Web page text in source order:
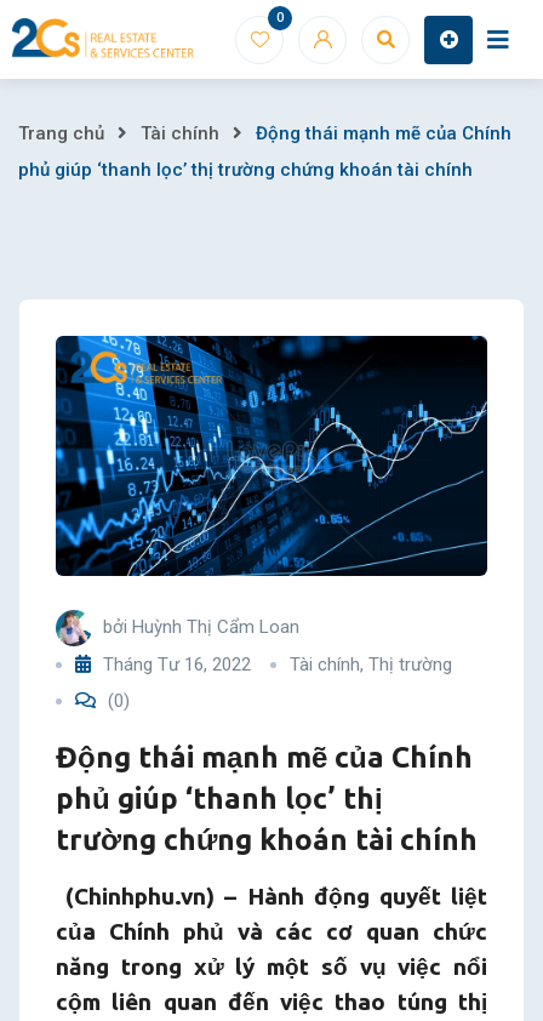
Skip
to
0
Động
mẽ
của
Chính
phủ
giúp
‘thanh
lọc’
thị
trường
chứng
khoán
tài
chính
Trang chủ Tài chính
Động thái mạnh mẽ của Chính
phủ giúp ‘thanh lọc’ thị trường chứng khoán tài chính
bởi Huỳnh Thị Cẩm Loan
Tháng Tư 16, 2022
Tài chính, Thị trường
(0)
Động thái mạnh mẽ của Chính
phủ giúp ‘thanh lọc’ thị
trường chứng khoán tài chính
(Chinhphu.vn) – Hành động quyết liệt
của Chính phủ và các cơ quan chức
năng trong xử lý một số vụ việc nổi
cộm liên quan đến việc thao túng thị